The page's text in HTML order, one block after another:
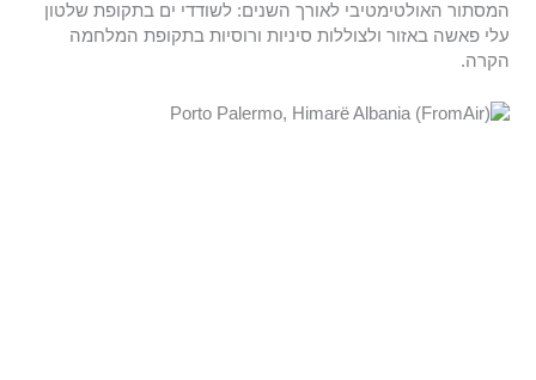
המסתור האולטימטיבי לאורך השנים: לשודדי ים בתקופת שלטון
עלי פאשה באזור ולצוללות סיניות ורוסיות בתקופת המלחמה
הקרה.